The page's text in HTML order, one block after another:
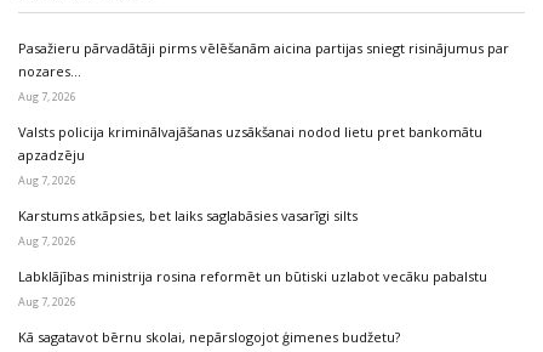
Pasažieru pārvadātāji pirms vēlēšanām aicina partijas sniegt risinājumus par
nozares…
Aug 7, 2026
Valsts policija kriminālvajāšanas uzsākšanai nodod lietu pret bankomātu
apzadzēju
Aug 7, 2026
Karstums atkāpsies, bet laiks saglabāsies vasarīgi silts
Aug 7, 2026
Labklājības ministrija rosina reformēt un būtiski uzlabot vecāku pabalstu
Aug 7, 2026
Kā sagatavot bērnu skolai, nepārslogojot ģimenes budžetu?